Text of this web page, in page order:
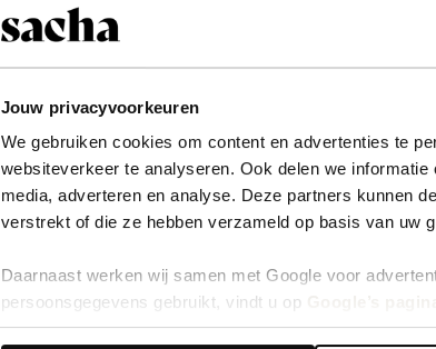
Jouw privacyvoorkeuren
We gebruiken cookies om content en advertenties te
websiteverkeer te analyseren. Ook delen we
media, adverteren en analyse. Deze partners kunnen
verstrekt of die ze hebben verzameld op basis van uw
Daarnaast werken wij samen met Google voor
persoonsgegevens gebruikt, vindt u op
Zwarte leren chelsea boots met imitatiebont
View this
It looks like your
switch to English?
Yes, switch to English